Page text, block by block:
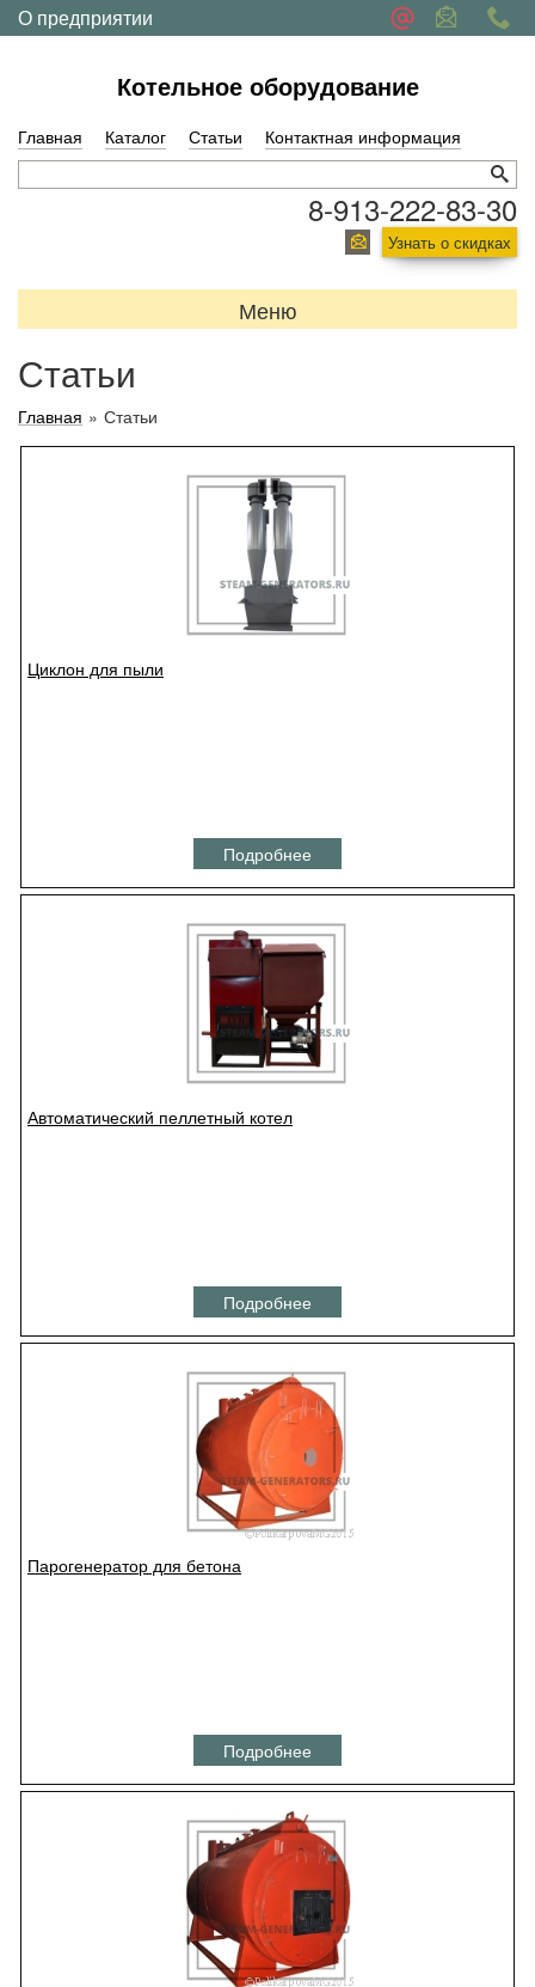
О предприятии
Котельное оборудование
Главная Каталог Статьи Контактная информация
8-913-222-83-30
Узнать о скидках
Меню
Статьи
Главная » Статьи
Циклон для пыли
Подробнее
Автоматический пеллетный котел
Подробнее
Парогенератор для бетона
Подробнее